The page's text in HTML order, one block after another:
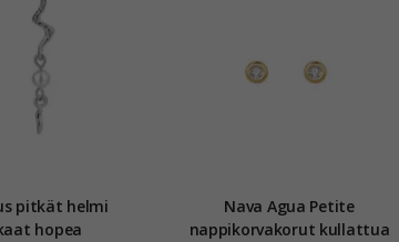
korvarenkaat hopea
Nava Agua Petite
nappikorvakorut kullattua